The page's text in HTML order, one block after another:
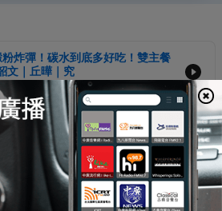
炸彈！碳水到底多好吃！雙主餐
文｜丘曄｜究
！「燒肉、夜市、美術館」你最
丘曄｜賴珮如
都很軟嗎？泌尿科醫師親身體驗來
曄｜津久診所陳偉傑醫師｜津久